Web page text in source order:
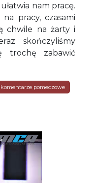
ułatwia nam pracę.
pracy, czasami
chwile na żarty i
skończyliśmy
trochę zabawić
komentarze pomeczowe